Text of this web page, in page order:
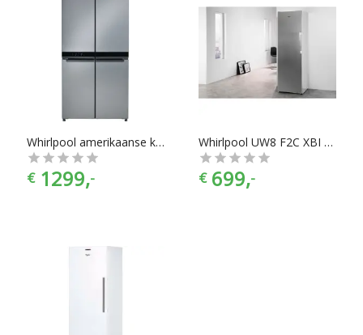
koelkast of vriezer waar je een heel kerstdiner in op kan
slaan, je vindt makkelijk wat je nodig hebt bij Chef99. En dat
alles onder het mom: “Gemak dient de chef”. Koelkasten en
vriezers zijn er te vinden in alle prijscategorieën, voor ieder is
er wel wat wils. En met ook nog eens de juiste kleurselectie
vind je de kleur die het beste bij jouw keukeninrichting past.
Whirlpool amerikaanse koelkast WQ9 B1L rvs
€ 1299,-
Whirlpool UW8 F2C XBI N 2 Vriezer Aluminium
€ 699,-